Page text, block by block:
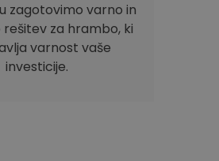
zagotovimo varno in
rešitev za hrambo, ki
varnost vaše
investicije.